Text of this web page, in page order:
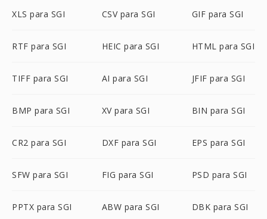
XLS para SGI CSV para SGI GIF para SGI
RTF para SGI HEIC para SGI HTML para SGI
TIFF para SGI AI para SGI JFIF para SGI
BMP para SGI XV para SGI BIN para SGI
CR2 para SGI DXF para SGI EPS para SGI
SFW para SGI FIG para SGI PSD para SGI
PPTX para SGI ABW para SGI DBK para SGI